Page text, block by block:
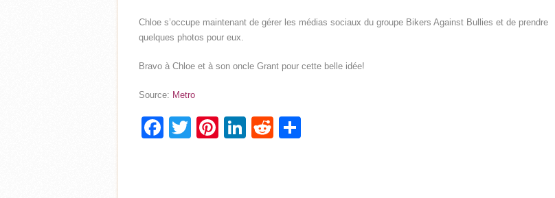
Chloe s’occupe maintenant de gérer les médias sociaux du groupe Bikers Against Bullies et de prendre
quelques photos pour eux.
Bravo à Chloe et à son oncle Grant pour cette belle idée!
Source: Metro
Facebook
TwitterPinterest
LinkedIn
Reddit